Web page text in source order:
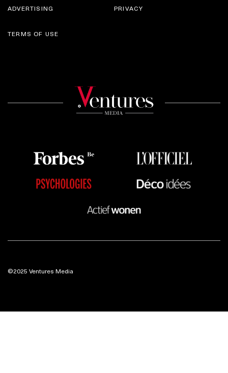
ADVERTISING PRIVACY
TERMS OF USE
©2025 Ventures Media